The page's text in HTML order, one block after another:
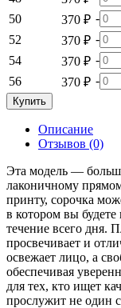
50
370 ₽ -
52
370 ₽ -
54
370 ₽ -
56
370 ₽ -
Купить
Описание
Отзывов (0)
Эта модель —
лаконичному
принту, сорочка
в котором вы
течение всего дня.
просвечивает и
освежает лицо, а
обеспечивая
для тех, кто ищет
прослужит не один